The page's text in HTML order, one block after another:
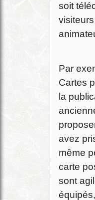
soit
Par
Cartes
la
avez
même
carte
sont